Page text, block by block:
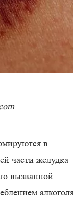
в
части желудка
вызванной